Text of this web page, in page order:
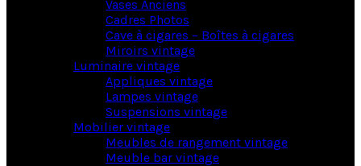
Vases Anciens
Cadres Photos
Cave à cigares – Boîtes à cigares
Miroirs vintage
Luminaire vintage
Appliques vintage
Lampes vintage
Suspensions vintage
Mobilier vintage
Meubles de rangement vintage
Meuble bar vintage